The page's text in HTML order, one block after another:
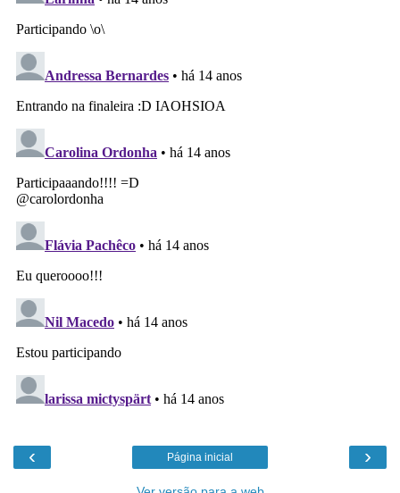
‹ ›
Página inicial